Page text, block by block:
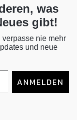
was
gibt!
nie mehr
und neue
ANMELDEN